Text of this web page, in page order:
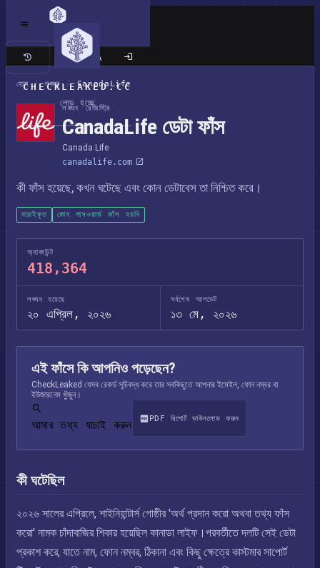
CHECKLEAKED.CC
লোড হচ্ছে
ক্লাসিক সাইট
হোম / লঙ্ঘন / CanadaLife
লঙ্ঘন রেজিস্ট্রি
CanadaLife ডেটা ফাঁস
Canada Life
canadalife.com
কী ফাঁস হয়েছে, কখন ঘটেছে এবং কোন ডেটাবেস তা নিশ্চিত করে।
যাচাইকৃত কোন পাসওয়ার্ড ফাঁস হয়নি
অ্যাকাউন্ট
418,364
লঙ্ঘন হয়েছে
২০ এপ্রিল, ২০২৬
সর্বশেষ আপডেট
১৩ মে, ২০২৬
এই ফাঁসে কি আপনিও পড়েছেন?
CheckLeaked যেসব রেকর্ড সূচিবদ্ধ করে তার সবকিছুতে আপনার ইমেইল, ফোন নম্বর বা
ইউজারনেম খুঁজুন।
আমার তথ্য যাচাই করুন PDF রিপোর্ট ডাউনলোড করুন
কী ঘটেছিল
২০২৬ সালের এপ্রিলে, শাইনিহান্টার্স গোষ্ঠীর 'অর্থ প্রদান করো অথবা তথ্য ফাঁস
করো' নামক চাঁদাবাজির শিকার হয়েছিল কানাডা লাইফ।পরবর্তীতে দলটি সেই ডেটা
প্রকাশ করে, যাতে নাম, ফোন নম্বর, ঠিকানা এবং কিছু ক্ষেত্রে কাস্টমার সাপোর্ট